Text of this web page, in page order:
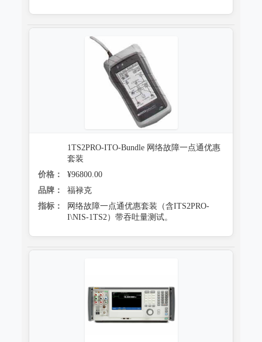
1TS2PRO-ITO-Bundle 网络故障一点通优惠
套装
价格：
¥96800.00
品牌：
福禄克
指标：
网络故障一点通优惠套装（含ITS2PRO-
I\NIS-1TS2）带吞吐量测试。